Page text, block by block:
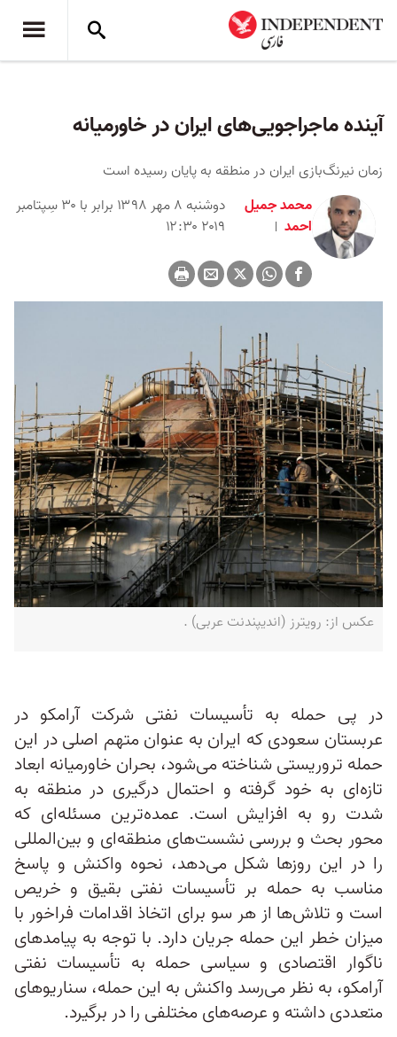
آینده ماجراجویی‌های ایران در خاورمیانه
زمان نیرنگ‌بازی ایران در منطقه به پایان رسیده است
محمد جمیل
احمد
دوشنبه ۸ مهر ۱۳۹۸ برابر با ۳۰ سِپتامبر
۲۰۱۹ ۱۲:۳۰
عکس از: رویترز (اندیپندنت عربی) .
در پی حمله به تأسیسات نفتی شرکت آرامکو در
عربستان سعودی که ایران به عنوان متهم اصلی در این
حمله تروریستی شناخته می‌شود، بحران خاورمیانه ابعاد
تازه‌ای به خود گرفته و احتمال درگیری در منطقه به
شدت رو به افزایش است. عمده‌ترین مسئله‌ای که
محور بحث و بررسی نشست‌های منطقه‌ای و بین‌المللی
را در این روزها شکل می‌دهد، نحوه واکنش و پاسخ
مناسب به حمله بر تأسیسات نفتی بقیق و خریص
است و تلاش‌ها از هر سو برای اتخاذ اقدامات فراخور با
میزان خطر این حمله جریان دارد. با توجه به پیامدهای
ناگوار اقتصادی و سیاسی حمله به تأسیسات نفتی
آرامکو، به نظر می‌رسد واکنش به این حمله، سناریوهای
متعددی داشته و عرصه‌های مختلفی را در برگیرد.